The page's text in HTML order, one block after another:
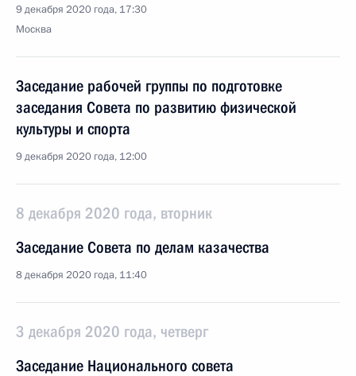
9 декабря 2020 года, 17:30
Москва
Заседание рабочей группы по подготовке
заседания Совета по развитию физической
культуры и спорта
9 декабря 2020 года, 12:00
8 декабря 2020 года, вторник
Заседание Совета по делам казачества
8 декабря 2020 года, 11:40
3 декабря 2020 года, четверг
Заседание Национального совета